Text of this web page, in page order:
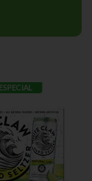
ESPECIAL